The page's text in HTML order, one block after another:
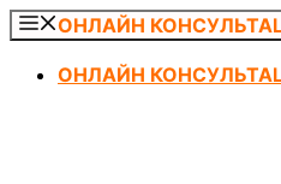
Перейти
содержимому
ОНЛАЙН
ОНЛАЙН